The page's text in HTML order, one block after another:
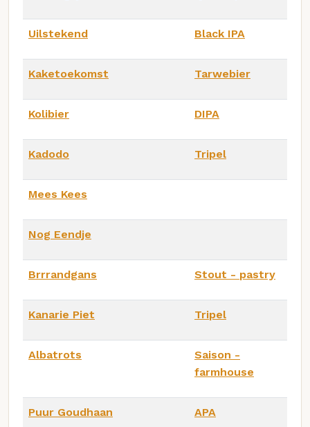
Uilstekend Black IPA
Kaketoekomst Tarwebier
Kolibier DIPA
Kadodo Tripel
Mees Kees
Nog Eendje
Brrrandgans Stout - pastry
Kanarie Piet Tripel
Albatrots
Saison -
farmhouse
Puur Goudhaan APA